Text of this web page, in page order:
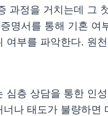
과정을 거치는데 그
명서를 통해 기혼 여
여부를 파악한다. 원
심층 상담을 통한 인
너나 태도가 불량하면